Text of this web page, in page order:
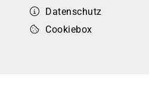
Datenschutz
Cookiebox